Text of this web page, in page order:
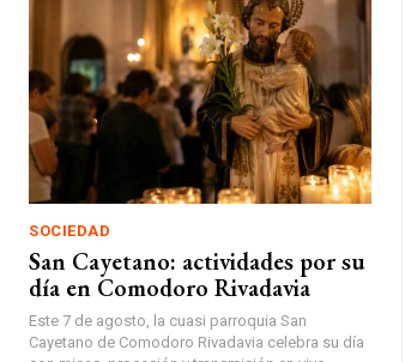
SOCIEDAD
San Cayetano: actividades por su
día en Comodoro Rivadavia
Este 7 de agosto, la cuasi parroquia San
Cayetano de Comodoro Rivadavia celebra su día